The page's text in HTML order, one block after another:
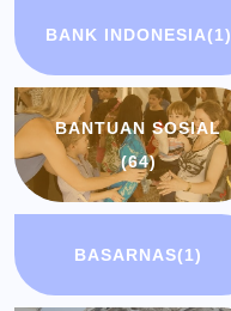
BANK INDONESIA(1)
BANTUAN SOSIAL
(64)
BASARNAS(1)